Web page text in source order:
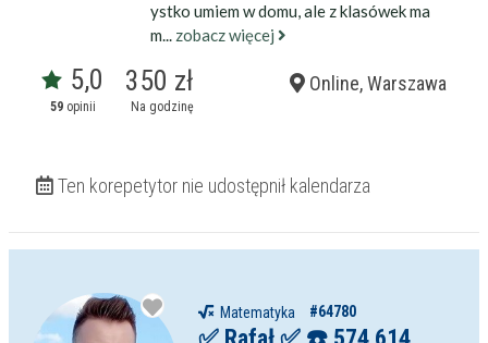
ystko umiem w domu, ale z klasówek ma
m... zobacz więcej
5,0
59opinii
350 zł
Na godzinę
Online, Warszawa
Ten korepetytor nie udostępnił kalendarza
Matematyka #64780